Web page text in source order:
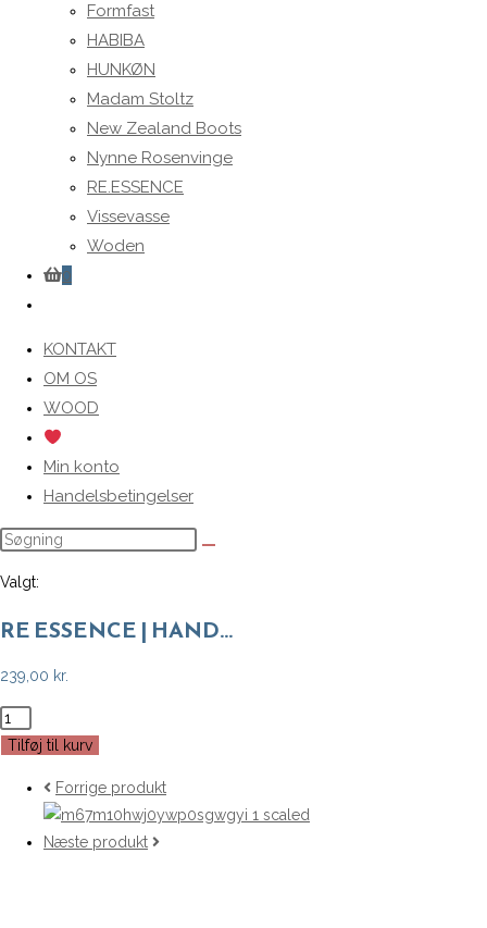
Formfast
HABIBA
HUNKØN
Madam Stoltz
New Zealand Boots
Nynne Rosenvinge
RE.ESSENCE
Vissevasse
Woden
0
search
KONTAKT
OM OS
WOOD
Min konto
Handelsbetingelser
Valgt:
RE ESSENCE | HAND…
239,00 kr.
RE
ESSENCE
Tilføj til kurv
Forrige produkt
Næste produkt